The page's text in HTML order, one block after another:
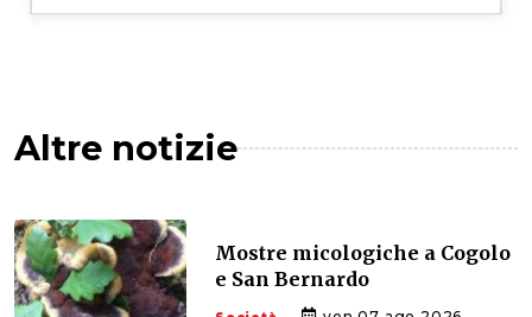
Altre notizie
Mostre micologiche a Cogolo
e San Bernardo